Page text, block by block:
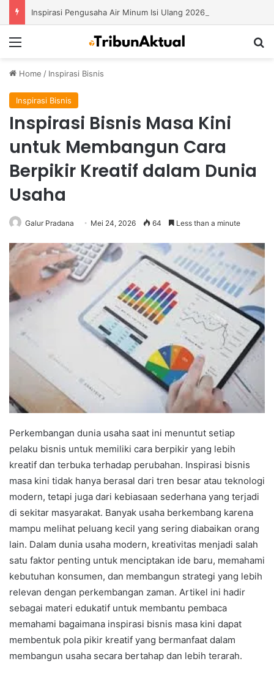
Home / Inspirasi Bisnis
Inspirasi Bisnis
Inspirasi Bisnis Masa Kini
untuk Membangun Cara
Berpikir Kreatif dalam Dunia
Usaha
Galur Pradana Mei 24, 2026 64 Less than a minute
Perkembangan dunia usaha saat ini menuntut setiap
pelaku bisnis untuk memiliki cara berpikir yang lebih
kreatif dan terbuka terhadap perubahan. Inspirasi bisnis
masa kini tidak hanya berasal dari tren besar atau teknologi
modern, tetapi juga dari kebiasaan sederhana yang terjadi
di sekitar masyarakat. Banyak usaha berkembang karena
mampu melihat peluang kecil yang sering diabaikan orang
lain. Dalam dunia usaha modern, kreativitas menjadi salah
satu faktor penting untuk menciptakan ide baru, memahami
kebutuhan konsumen, dan membangun strategi yang lebih
relevan dengan perkembangan zaman. Artikel ini hadir
sebagai materi edukatif untuk membantu pembaca
memahami bagaimana inspirasi bisnis masa kini dapat
membentuk pola pikir kreatif yang bermanfaat dalam
membangun usaha secara bertahap dan lebih terarah.